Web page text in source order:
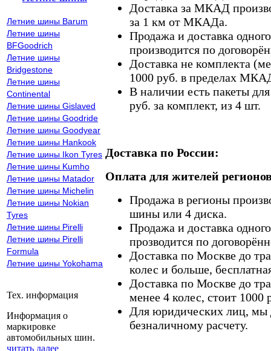
Летние шины Barum
Летние шины
BFGoodrich
Летние шины
Bridgestone
Летние шины
Continental
Летние шины Gislaved
Летние шины Goodride
Летние шины Goodyear
Летние шины Hankook
Летние шины Ikon Tyres
Летние шины Kumho
Летние шины Matador
Летние шины Michelin
Летние шины Nokian
Tyres
Летние шины Pirelli
Летние шины Pirelli
Formula
Летние шины Yokohama
Тех. информация
Информация о
маркировке
автомобильных шин.
читать далее
Доставка за МКАД
за 1 км от МКАДа.
Продажа и доставка
производится по
Доставка не комплекта
1000 руб. в пределах
В наличии есть пакеты
руб. за комплект, из 4 шт.
Доставка по России:
Оплата для жителей
Продажа в регионы
шины или 4 диска.
Продажа и доставка
прозводится по
Доставка по Москве до
колес и больше,
Доставка по Москве до
менее 4 колес, стоит 1000
Для юридических лиц, мы
безналичному расчету.